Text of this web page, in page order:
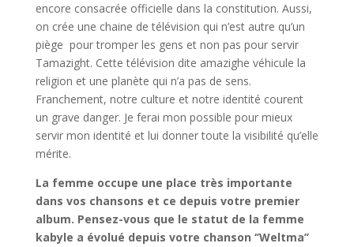
encore consacrée officielle dans la constitution. Aussi,
on crée une chaine de télévision qui n’est autre qu’un
piège pour tromper les gens et non pas pour servir
Tamazight. Cette télévision dite amazighe véhicule la
religion et une planète qui n’a pas de sens.
Franchement, notre culture et notre identité courent
un grave danger. Je ferai mon possible pour mieux
servir mon identité et lui donner toute la visibilité qu’elle
mérite.
La femme occupe une place très importante
dans vos chansons et ce depuis votre premier
album. Pensez-vous que le statut de la femme
kabyle a évolué depuis votre chanson ‘’Weltma’’